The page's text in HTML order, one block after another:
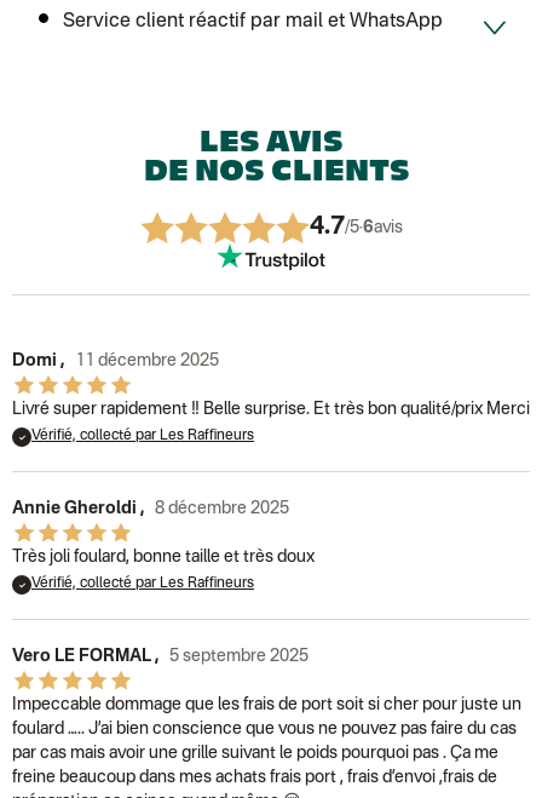
Luxembourg
Lettre prioritaire
Lettre suivie (expédition Atelier Aismée)
Colissimo suivi (expédition April Eleven)
Chronopost International
Chronopost - Livraison express à domicile: Colis livré en 1 à 3
Colissimo suivi (expédition Toi-même)
Service client réactif par mail et WhatsApp
LES AVIS
DE NOS CLIENTS
4.7/5·6avis
Domi , 11 décembre 2025
Livré super rapidement !! Belle surprise. Et très bon qualité/prix Merci
Vérifié, collecté par Les Raffineurs
Annie Gheroldi , 8 décembre 2025
Très joli foulard, bonne taille et très doux
Vérifié, collecté par Les Raffineurs
Vero LE FORMAL , 5 septembre 2025
Impeccable dommage que les frais de port soit si cher pour juste un
foulard ….. J’ai bien conscience que vous ne pouvez pas faire du cas
par cas mais avoir une grille suivant le poids pourquoi pas . Ça me
freine beaucoup dans mes achats frais port , frais d’envoi ,frais de